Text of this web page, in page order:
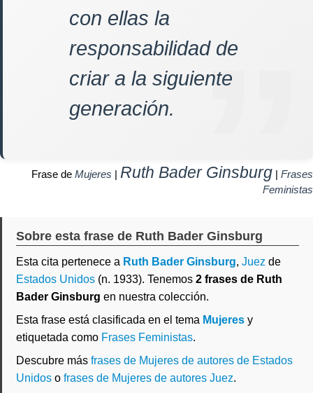
con ellas la
responsabilidad de
criar a la siguiente
generación.
Frase de Mujeres | Ruth Bader Ginsburg | Frases
Feministas
Sobre esta frase de Ruth Bader Ginsburg
Esta cita pertenece a Ruth Bader Ginsburg, Juez de
Estados Unidos (n. 1933). Tenemos 2 frases de Ruth
Bader Ginsburg en nuestra colección.
Esta frase está clasificada en el tema Mujeres y
etiquetada como Frases Feministas.
Descubre más frases de Mujeres de autores de Estados
Unidos o frases de Mujeres de autores Juez.